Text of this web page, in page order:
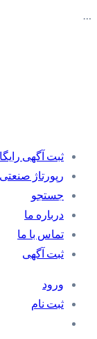
…
ثبت آگهی
رپورتاژ صنعتی
جستجو
درباره ما
تماس با ما
ثبت آگهی
ورود
ثبت نام